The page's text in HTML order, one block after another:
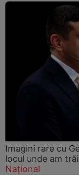
Imagini rare cu
locul unde am
Național